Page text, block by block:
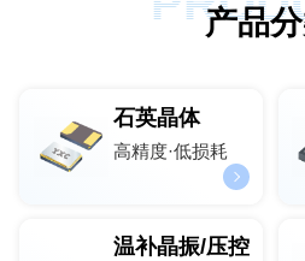
产品
石英晶体
高精度·低损耗
温补晶振/压控